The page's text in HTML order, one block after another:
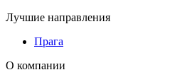
Лучшие направления
Прага
О компании